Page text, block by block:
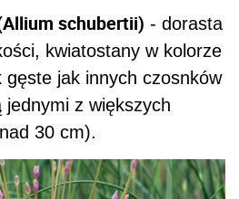
schubertii) - dorasta
kwiatostany w kolorze
jak innych czosnków
z większych
30 cm).